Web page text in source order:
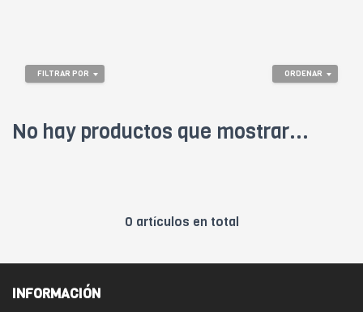
ORDENAR
FILTRAR POR
No hay productos que mostrar...
0 artículos en total
INFORMACIÓN